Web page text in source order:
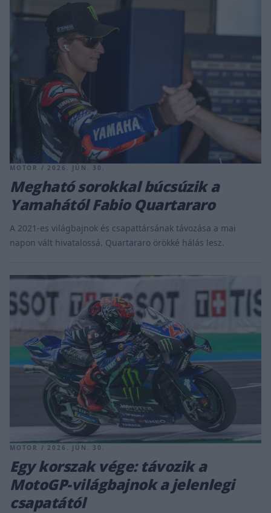
MOTOR / 2026. JÚN. 30.
Megható sorokkal búcsúzik a
Yamahától Fabio Quartararo
A 2021-es világbajnok és csapattársának távozása a mai
napon vált hivatalossá. Quartararo örökké hálás lesz.
MOTOR / 2026. JÚN. 30.
Egy korszak vége: távozik a
MotoGP-világbajnok a jelenlegi
csapatától